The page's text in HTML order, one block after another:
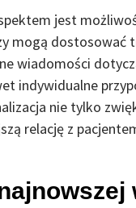
jest
mogą dostosować
wiadomości
indywidualne
nie tylko
relację z